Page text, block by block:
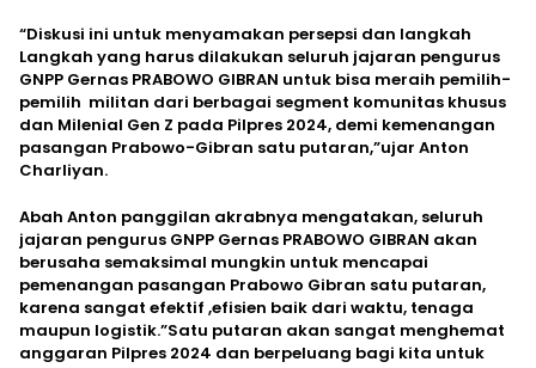
“Diskusi ini untuk menyamakan persepsi dan langkah
Langkah yang harus dilakukan seluruh jajaran pengurus
GNPP Gernas PRABOWO GIBRAN untuk bisa meraih pemilih-
pemilih militan dari berbagai segment komunitas khusus
dan Milenial Gen Z pada Pilpres 2024, demi kemenangan
pasangan Prabowo-Gibran satu putaran,”ujar Anton
Charliyan.
Abah Anton panggilan akrabnya mengatakan, seluruh
jajaran pengurus GNPP Gernas PRABOWO GIBRAN akan
berusaha semaksimal mungkin untuk mencapai
pemenangan pasangan Prabowo Gibran satu putaran,
karena sangat efektif ,efisien baik dari waktu, tenaga
maupun logistik.”Satu putaran akan sangat menghemat
anggaran Pilpres 2024 dan berpeluang bagi kita untuk